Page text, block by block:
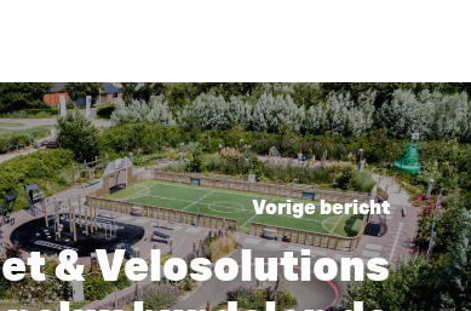
Vorige bericht
& Velosolutions